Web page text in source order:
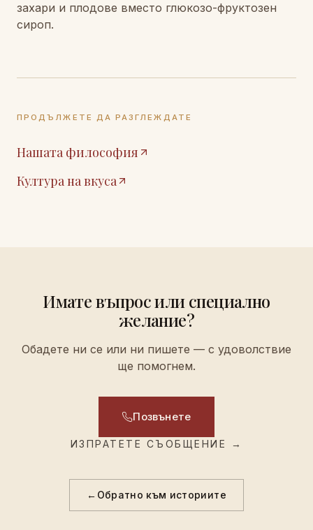
захари и плодове вместо глюкозо-фруктозен
сироп.
ПРОДЪЛЖЕТЕ ДА РАЗГЛЕЖДАТЕ
Нашата философия
Култура на вкуса
Имате въпрос или специално
желание?
Обадете ни се или ни пишете — с удоволствие
ще помогнем.
Позвънете
ИЗПРАТЕТЕ СЪОБЩЕНИЕ →
← Обратно към историите